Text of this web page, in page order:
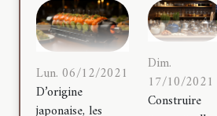
Lun. 06/12/2021
D’origine
japonaise, les
Dim.
17/10/2021
Construire